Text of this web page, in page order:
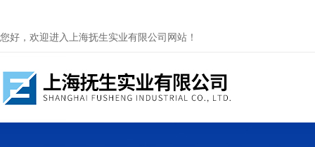
您好，欢迎进入上海抚生实业有限公司网站！